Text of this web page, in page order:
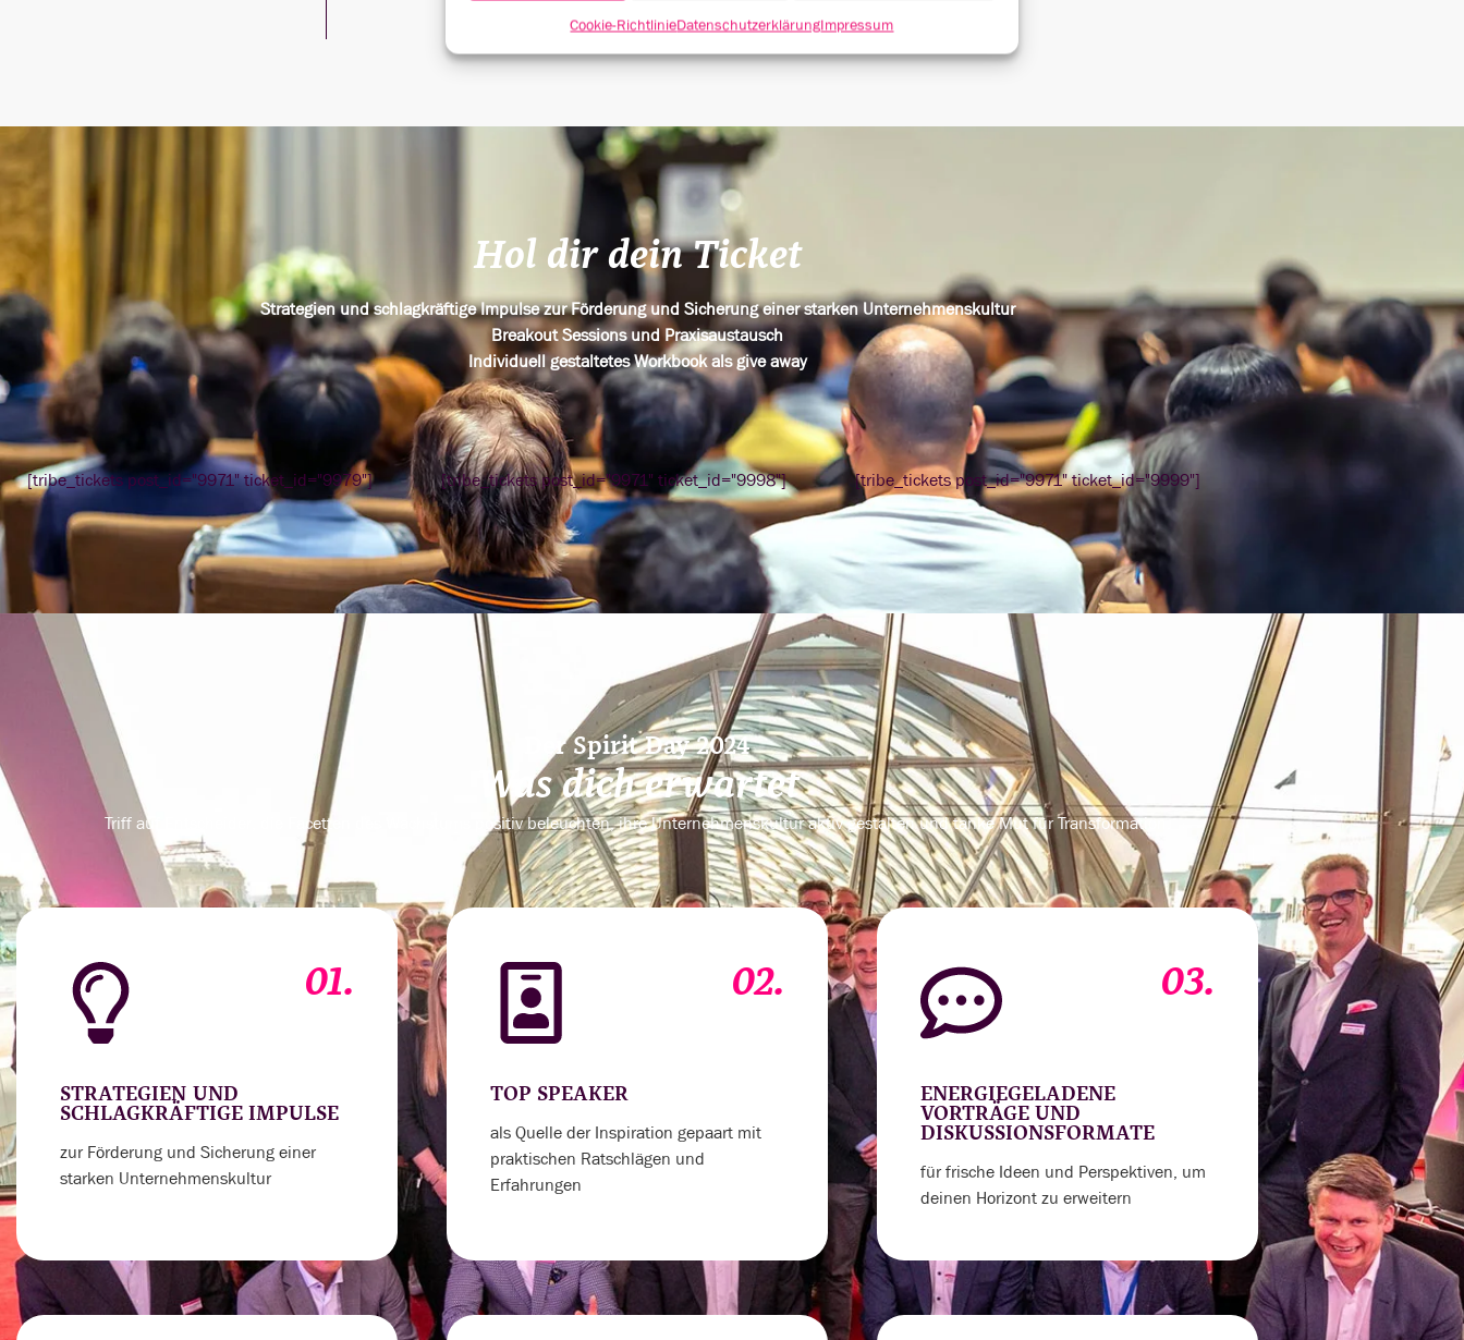
Cookie-RichtlinieDatenschutzerklärungImpressum
Hol dir dein Ticket
Strategien und schlagkräftige Impulse zur Förderung und Sicherung einer starken Unternehmenskultur
Breakout Sessions und Praxisaustausch
Individuell gestaltetes Workbook als give away
[tribe_tickets post_id="9971" ticket_id="9979"] [tribe_tickets post_id="9971" ticket_id="9998"] [tribe_tickets post_id="9971" ticket_id="9999"]
Der Spirit Day 2024
Was dich erwartet
Triff auf Entscheider, die Facetten des Wachstums positiv beleuchten, ihre Unternehmenskultur aktiv gestalten und tanke Mut für Transformation.
01.
STRATEGIEN UND
SCHLAGKRÄFTIGE IMPULSE
zur Förderung und Sicherung einer
starken Unternehmenskultur
02.
TOP SPEAKER
als Quelle der Inspiration gepaart mit
praktischen Ratschlägen und
Erfahrungen
03.
ENERGIEGELADENE
VORTRÄGE UND
DISKUSSIONSFORMATE
für frische Ideen und Perspektiven, um
deinen Horizont zu erweitern